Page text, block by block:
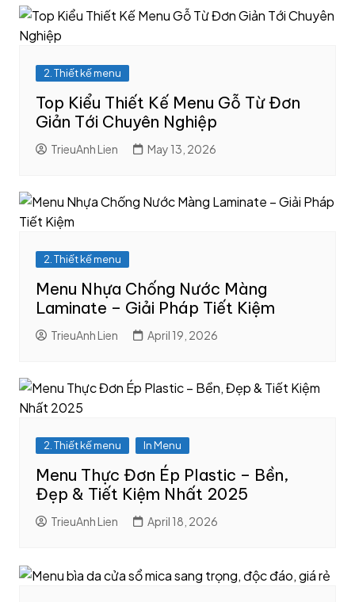
2. Thiết kế menu
Top Kiểu Thiết Kế Menu Gỗ Từ Đơn
Giản Tới Chuyên Nghiệp
TrieuAnh Lien May 13, 2026
2. Thiết kế menu
Menu Nhựa Chống Nước Màng
Laminate – Giải Pháp Tiết Kiệm
TrieuAnh Lien April 19, 2026
2. Thiết kế menu In Menu
Menu Thực Đơn Ép Plastic – Bền,
Đẹp & Tiết Kiệm Nhất 2025
TrieuAnh Lien April 18, 2026